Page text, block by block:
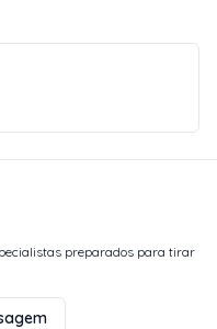
preparados para tirar